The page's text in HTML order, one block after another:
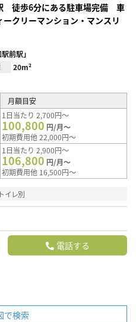
徒歩6分にある駐車場完備 車
クリーマンション・マンスリ
前駅」
20m²
月額目安
1日当たり 2,700円～
100,800 円/月～
初期費用他 22,000円～
1日当たり 2,900円～
106,800 円/月～
初期費用他 16,500円～
イレ別
電話する
で検索